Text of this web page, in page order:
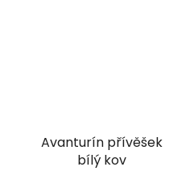
Avanturín přívěšek
bílý kov